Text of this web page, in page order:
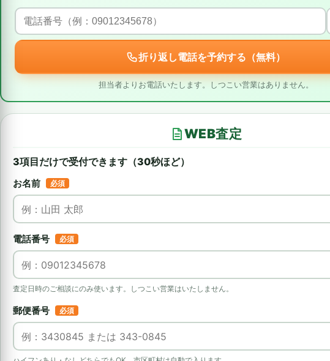
折り返し電話を予約する（無料）
担当者よりお電話いたします。しつこい営業はありません。
WEB査定
3項目だけで受付できます（30秒ほど）
お名前 必須
電話番号 必須
査定日時のご相談にのみ使います。しつこい営業はいたしません。
郵便番号 必須